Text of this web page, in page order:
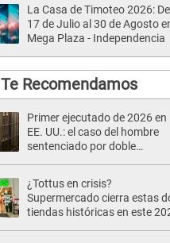
La Casa de Timoteo 2026: Del
17 de Julio al 30 de Agosto
Mega Plaza - Independencia
Te Recomendamos
Primer ejecutado de 2026 en
EE. UU.: el caso del hombre
sentenciado por doble
¿Tottus en crisis?
Supermercado cierra estas
tiendas históricas en este